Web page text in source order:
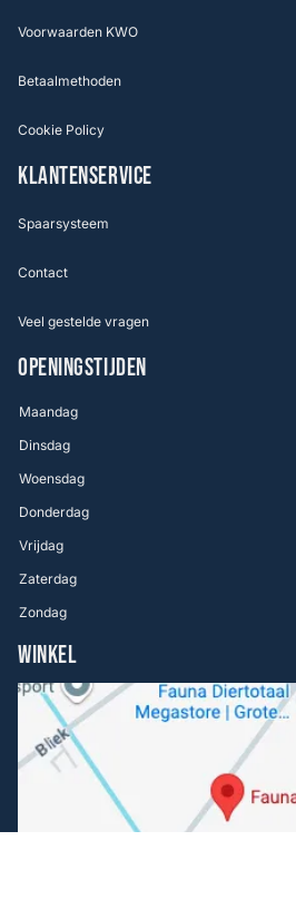
Voorwaarden KWO
Betaalmethoden
Cookie Policy
KLANTENSERVICE
Spaarsysteem
Contact
Veel gestelde vragen
OPENINGSTIJDEN
Maandag
Dinsdag
Woensdag
Donderdag
Vrijdag
Zaterdag
Zondag
WINKEL